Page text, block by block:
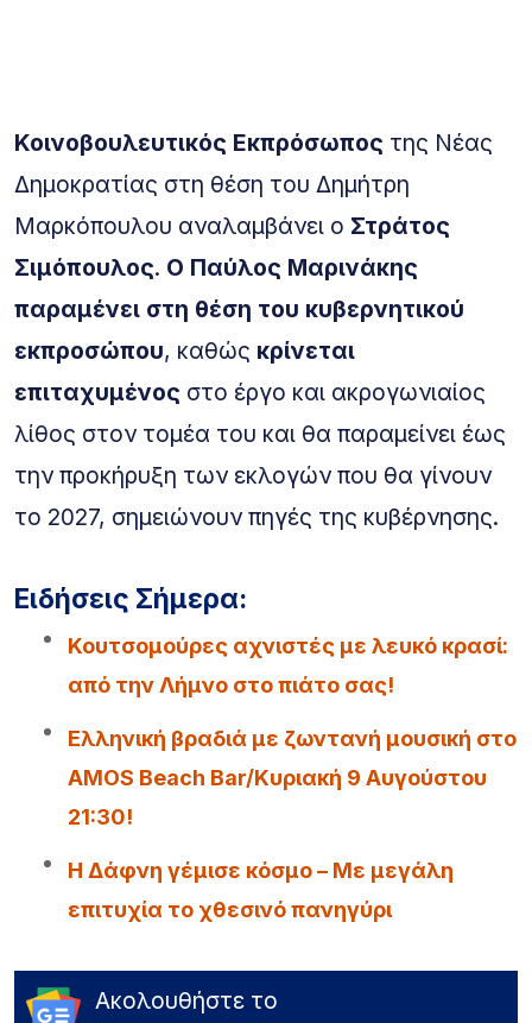
Κοινοβουλευτικός Εκπρόσωπος της Νέας
Δημοκρατίας στη θέση του Δημήτρη
Μαρκόπουλου αναλαμβάνει ο Στράτος
Σιμόπουλος. Ο Παύλος Μαρινάκης
παραμένει στη θέση του κυβερνητικού
εκπροσώπου, καθώς κρίνεται
επιταχυμένος στο έργο και ακρογωνιαίος
λίθος στον τομέα του και θα παραμείνει έως
την προκήρυξη των εκλογών που θα γίνουν
το 2027, σημειώνουν πηγές της κυβέρνησης.
Ειδήσεις Σήμερα:
Κουτσομούρες αχνιστές με λευκό κρασί:
από την Λήμνο στο πιάτο σας!
Ελληνική βραδιά με ζωντανή μουσική στο
AMOS Beach Bar/Κυριακή 9 Αυγούστου
21:30!
Η Δάφνη γέμισε κόσμο – Με μεγάλη
επιτυχία το χθεσινό πανηγύρι
Ακολουθήστε το